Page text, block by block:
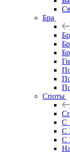
Бра
Споты
С
С
С